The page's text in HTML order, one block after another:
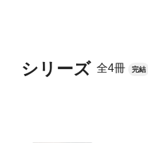
シリーズ 全4冊 完結